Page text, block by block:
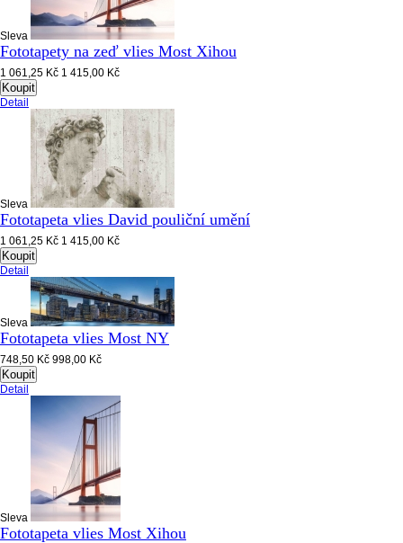
Sleva
Fototapety na zeď vlies Most Xihou
1 061,25 Kč 1 415,00 Kč
Koupit
Detail
Sleva
Fototapeta vlies David pouliční umění
1 061,25 Kč 1 415,00 Kč
Koupit
Detail
Sleva
Fototapeta vlies Most NY
748,50 Kč 998,00 Kč
Koupit
Detail
Sleva
Fototapeta vlies Most Xihou